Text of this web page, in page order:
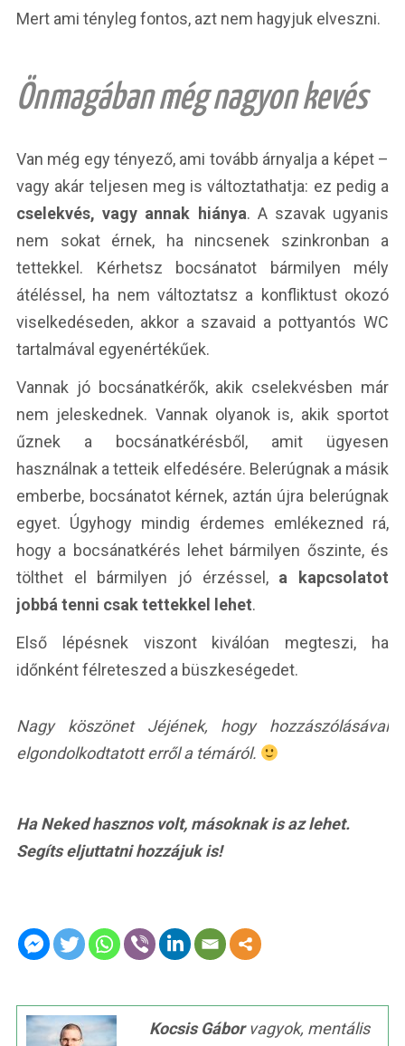
Mert ami tényleg fontos, azt nem hagyjuk elveszni.
Önmagában még nagyon kevés
Van még egy tényező, ami tovább árnyalja a képet –
vagy akár teljesen meg is változtathatja: ez pedig a
cselekvés, vagy annak hiánya. A szavak ugyanis
nem sokat érnek, ha nincsenek szinkronban a
tettekkel. Kérhetsz bocsánatot bármilyen mély
átéléssel, ha nem változtatsz a konfliktust okozó
viselkedéseden, akkor a szavaid a pottyantós WC
tartalmával egyenértékűek.
Vannak jó bocsánatkérők, akik cselekvésben már
nem jeleskednek. Vannak olyanok is, akik sportot
űznek a bocsánatkérésből, amit ügyesen
használnak a tetteik elfedésére. Belerúgnak a másik
emberbe, bocsánatot kérnek, aztán újra belerúgnak
egyet. Úgyhogy mindig érdemes emlékezned rá,
hogy a bocsánatkérés lehet bármilyen őszinte, és
tölthet el bármilyen jó érzéssel, a kapcsolatot
jobbá tenni csak tettekkel lehet.
Első lépésnek viszont kiválóan megteszi, ha
időnként félreteszed a büszkeségedet.
Nagy köszönet Jéjének, hogy hozzászólásával
elgondolkodtatott erről a témáról.
Ha Neked hasznos volt, másoknak is az lehet.
Segíts eljuttatni hozzájuk is!
Kocsis Gáborvagyok, mentális